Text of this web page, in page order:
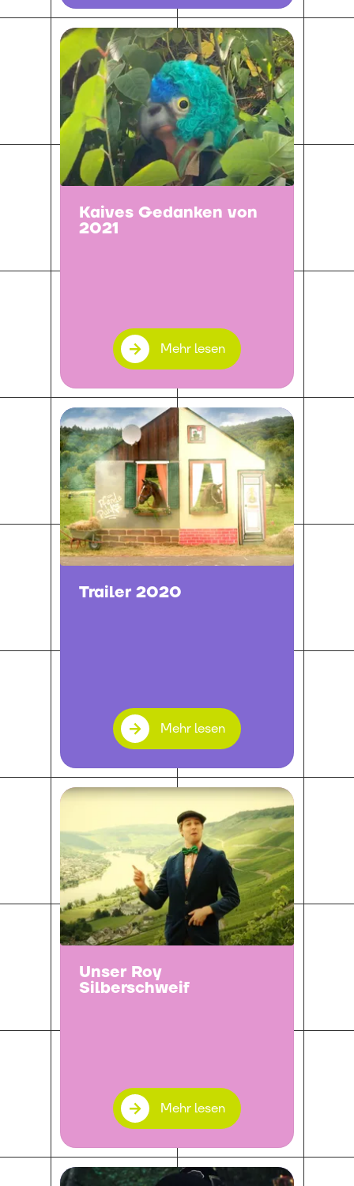
Kaives Gedanken von
2021
Mehr lesen
Trailer 2020
Mehr lesen
Unser Roy
Silberschweif
Mehr lesen